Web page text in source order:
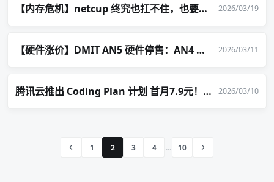
【内存危机】netcup 终究也扛不住，也要涨价了！ 2026/03/19
【硬件涨价】DMIT AN5 硬件停售：AN4 临时替代，售完截止 2026/03/11
腾讯云推出 Coding Plan 计划 首月7.9元！AI 大模型 订阅套餐新选择 2026/03/10
1 2 3 4 ... 10